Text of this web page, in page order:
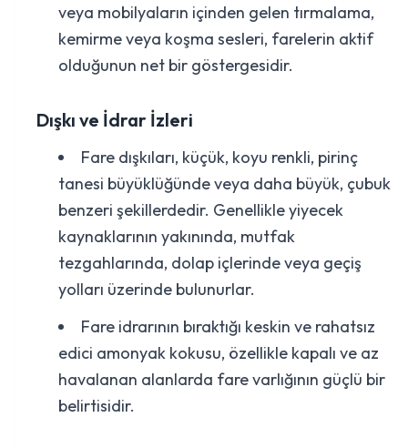
veya mobilyaların içinden gelen tırmalama,
kemirme veya koşma sesleri, farelerin aktif
olduğunun net bir göstergesidir.
Dışkı ve İdrar İzleri
Fare dışkıları, küçük, koyu renkli, pirinç
tanesi büyüklüğünde veya daha büyük, çubuk
benzeri şekillerdedir. Genellikle yiyecek
kaynaklarının yakınında, mutfak
tezgahlarında, dolap içlerinde veya geçiş
yolları üzerinde bulunurlar.
Fare idrarının bıraktığı keskin ve rahatsız
edici amonyak kokusu, özellikle kapalı ve az
havalanan alanlarda fare varlığının güçlü bir
belirtisidir.